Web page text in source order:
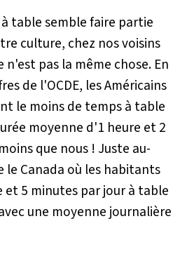
table semble faire partie
culture, chez nos voisins
pas la même chose. En
de l'OCDE, les Américains
le moins de temps à table
moyenne d'1 heure et 2
que nous ! Juste au-
le Canada où les habitants
et 5 minutes par jour à table
une moyenne journalière